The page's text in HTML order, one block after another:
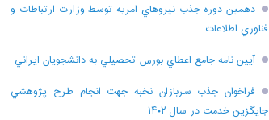
دهمين دوره جذب نيروهاي امريه توسط وزارت ارتباطات و
فناوري اطلاعات
آيين نامه جامع اعطاي بورس تحصيلي به دانشجويان ايراني
فراخوان جذب سربازان نخبه جهت انجام طرح پژوهشي
جايگزين خدمت در سال ۱۴۰۲